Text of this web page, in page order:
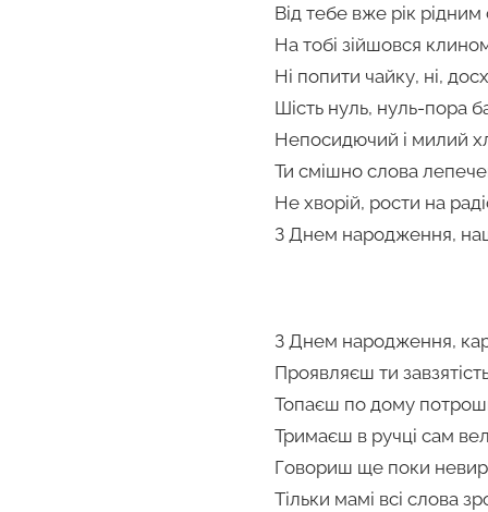
Від тебе вже рік
На тобі зійшовся
Ні попити чайку, ні,
Шість нуль, нуль-пора
Непосидючий і милий
Ти смішно слова
Не хворій, рости на
З Днем народження,
З Днем народження,
Проявляєш ти
Топаєш по дому
Тримаєш в ручці сам
Говориш ще поки
Тільки мамі всі слова